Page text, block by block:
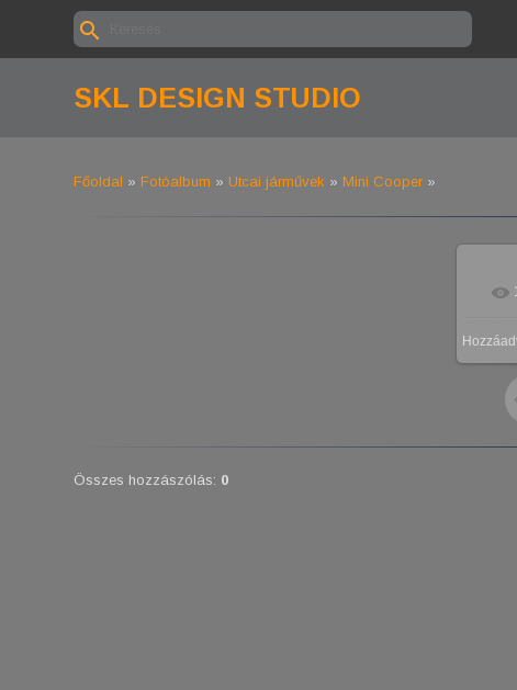
SKL DESIGN STUDIO
Főoldal » Fotóalbum » Utcai járművek » Mini Cooper »
Összes hozzászólás: 0